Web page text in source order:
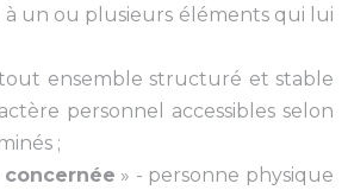
un ou plusieurs éléments qui lui
ensemble structuré et stable
personnel accessibles selon
;
concernée » - personne physique